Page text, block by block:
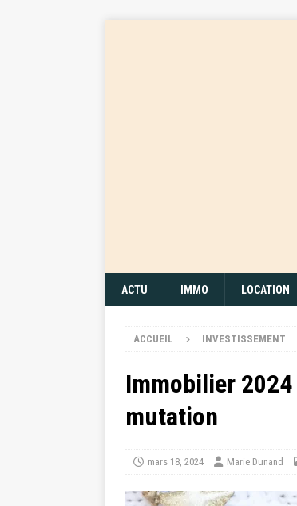
ACTU IMMO LOCATION
ACCUEIL INVESTISSEMENT
Immobilier
mutation
mars 18, 2024 Marie Dunand